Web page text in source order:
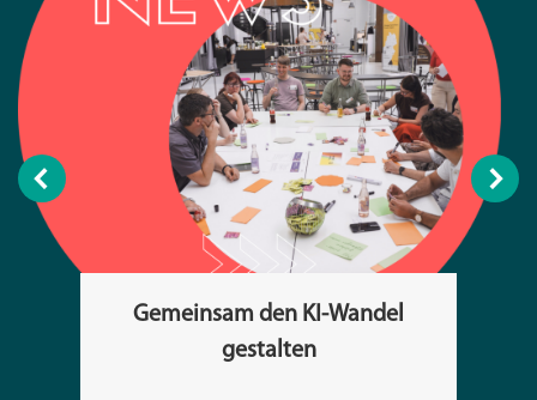
Gemeinsam den KI-Wandel
gestalten